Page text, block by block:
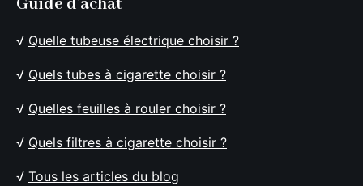
Guide d'achat
√ Quelle tubeuse électrique choisir ?
√ Quels tubes à cigarette choisir ?
√ Quelles feuilles à rouler choisir ?
√ Quels filtres à cigarette choisir ?
√ Tous les articles du blog